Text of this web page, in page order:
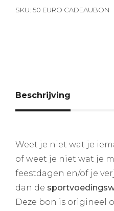
SKU: 50 EURO CADEAUBON
Beschrijving
Weet je niet wat je
of weet je niet wat je
feestdagen en/of je
dan de
Deze bon is origineel